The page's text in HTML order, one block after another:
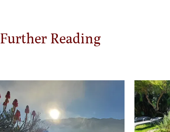
Further Reading